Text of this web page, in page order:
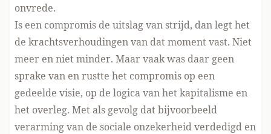
onvrede.
Is een compromis de uitslag van strijd, dan legt het
de krachtsverhoudingen van dat moment vast. Niet
meer en niet minder. Maar vaak was daar geen
sprake van en rustte het compromis op een
gedeelde visie, op de logica van het kapitalisme en
het overleg. Met als gevolg dat bijvoorbeeld
verarming van de sociale onzekerheid verdedigd en